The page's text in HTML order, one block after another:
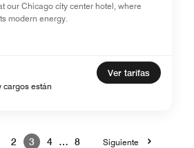
our Chicago city center hotel, where
modern energy.
cargos están
Ver tarifas
2 3 4 … 8 Siguiente